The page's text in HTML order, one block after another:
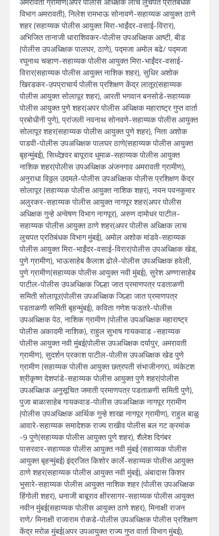
विभाग अमरावती), निलेश रामभाऊ सोनावणे-सहाय्यक आयुक्त ठाणे
शहर (सहाय्यक पोलीस आयुक्त मिरा-भाईंदर-वसाई-विरार),
अभिजित तानाजी धाराशिवकर-पोलीस उपअधिक्षक आष्टी, बीड
(पोलीस उपअधिक्षक पालघर, ठाणे), पद्मजा अमोल बढे/ पद्मजा
रघुनाथ चव्हाण-सहाय्यक पोलीस आयुक्त मिरा-भाईंदर-वसाई-
विरार(सहाय्यक पोलीस आयुक्त नाशिक शहर), सुधिर अशोक
खिरडकर-उपप्राचार्य पोलीस प्रशिक्षण केंद्र लातूर(सहाय्यक
पोलीस आयुक्त सोलापूर शहर), आरती भगवान बनसोडे-सहाय्यक
पोलीस आयुक्त पुणे शहर(अपर पोलीस अधिक्षक महाराष्ट्र गुप्त वार्ता
प्रबोधीनी पुणे), प्रांजली नवनाथ सोनवणे-सहाय्यक पोलीस आयुक्त
सोलापूर शहर(सहाय्यक पोलीस आयुक्त पुणे शहर), निता अशोक
पाडवी-पोलीस उपअधिक्षक पालघर ठाणे(सहाय्यक पोलीस आयुक्त
बृहन्मुंबई), सिध्देश्र्वर बापूराव धुमाळ-सहाय्यक पोलीस आयुक्त
नाशिक शहर(पोलीस उपअधिक्षक अंजनगाव अमरावती ग्रामीण),
अनुराधा विठ्ठल उदमले-पोलीस उपअधिक्षक पोलीस प्रशिक्षण केंद्र
सोलापूर (सहाय्यक पोलीस आयुक्त नाशिक शहर), नयन पवनकुमार
अलुरकर-सहाय्यक पोलीस आयुक्त नागपूर शहर(अपर पोलीस
अधिक्षक गुन्हे अन्वेषण विभाग नागपूर), अरुण दामोधर पाटील-
सहाय्यक पोलीस आयुक्त ठाणे शहर(अपर पोलीस अधिक्षक लाच
लुचपत प्रतिबंधक विभाग मुंबई), अमोल अशोक मांडवे-सहाय्यक
पोलीस आयुक्त मिरा-भाईंदर-वसाई-विरार(पोलीस उपअधिक्षक खेड,
पुणे ग्रामीण), भाऊसाहेब कैलाश ढोले-पोलीस उपअधिक्षक हवेली,
पुणे ग्रामीण(सहाय्यक पोलीस आयुक्त नवी मुंबई), सुरेश अण्णासाहेब
पाटील-पोलीस उपअधिक्षक जिल्हा जात प्रमाणपत्र पडताळणी
समिती सोलापूर(पोलीस उपअधिक्षक जिल्हा जात प्रमाणपत्र
पडताळणी समिती बृहन्मुंबई), कविता गणेश फडतरे-पोलीस
उपअधिक्षक पेठ, नाशिक ग्रामीण (पोलीस उपअधिक्षक महाराष्ट्र
पोलीस अकादमी नाशिक), राहुल सुभाष गायकवाड -सहाय्यक
पोलीस आयुक्त नवी मुंबई(पोलीस उपअधिक्षक दर्यापुर, अमरावती
ग्रामीण), सुदर्शन प्रकाश पाटील-पोलीस उपअधिक्षक खेड पुणे
ग्रामीण (सहाय्यक पोलीस आयुक्त छत्रपती संभाजीनगर), व्यंकेटश
श्रीकृष्ण देशपांडे-सहाय्यक पोलीस आयुक्त पुणे शहर(पोलीस
उपअधिक्षक अनुसूचित जमाती प्रमाणपत्र पडताळणी समिती पुणे),
पुजा बाळासाहेब गायकवाड-पोलीस उपअधिक्षक नागपूर ग्रामीण
(पोलीस उपअधिक्षक आर्थिक गुन्हे शाखा नागपूर ग्रामीण), राहुल बाळु
आवारे-सहाय्यक समादेशक राज्य राखीव पोलीस बल गट क्रमांक
-9 पुणे(सहाय्यक पोलीस आयुक्त पुणे शहर), शैलेश दिगंबर
पासरवार-सहाय्यक पोलीस आयुक्त नवी मुंबई (सहाय्यक पोलीस
आयुक्त बृहन्मुंबई) इंद्रजित किशोर कार्ले-सहाय्यक पोलीस आयुक्त
ठाणे शहर(सहाय्यक पोलीस आयुक्त नवी मुंबई), अंबादास किशर
भुसारे-सहाय्यक पोलीस आयुक्त नाशिक शहर (पोलीस उपअधिक्षक
हिंगोली शहर), धनाजी बाबूराव क्षीरसागर-सहाय्यक पोलीस आयुक्त
नवीन मुंबई(सहाय्यक पोलीस आयुक्त ठाणे शहर), मिनाक्षी राजन
राणे/ मिनाक्षी राजाराम रोकडे-पोलीस उपअधिक्षक पोलीस प्रशिक्षण
केंद्र मरोळ मुंबई(अपर उपआयुक्त राज्य गुप्त वार्ता विभाग मुंबई),